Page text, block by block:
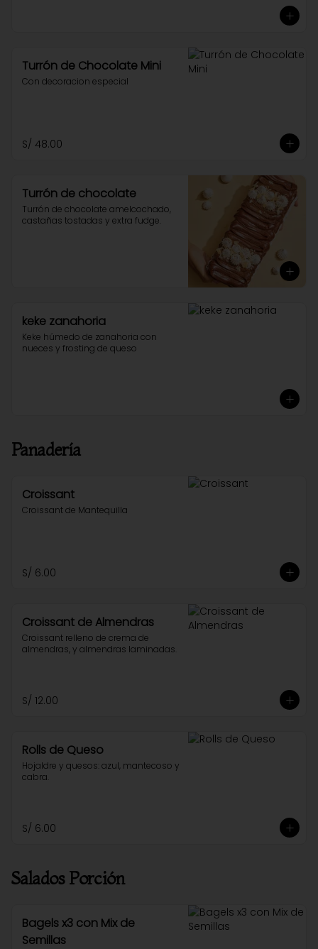
Turrón de Chocolate Mini
Con decoracion especial
S/ 48.00
Turrón de chocolate
Turrón de chocolate amelcochado,
castañas tostadas y extra fudge.
keke zanahoria
Keke húmedo de zanahoria con
nueces y frosting de queso
Panadería
Croissant
Croissant de Mantequilla
S/ 6.00
Croissant de Almendras
Croissant relleno de crema de
almendras, y almendras laminadas.
S/ 12.00
Rolls de Queso
Hojaldre y quesos: azul, mantecoso y
cabra.
S/ 6.00
Salados Porción
Bagels x3 con Mix de
Semillas